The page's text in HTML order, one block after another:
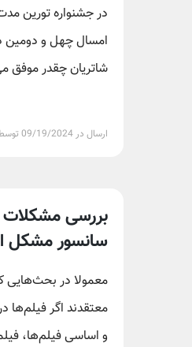
در جشنواره تورین
شاتریان چقدر موفق
ارسال در 09/19/2024 توسط نیما حامی
بررسی مشکلات
سانسور مشکل
معمولا در بحث‌هایی
معتقدند اگر
و اساسی فیلم‌ها،